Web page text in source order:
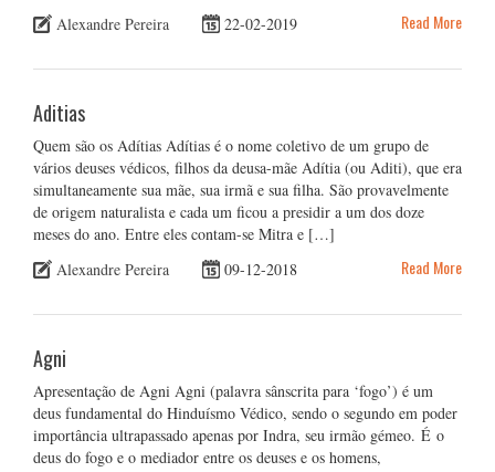
Alexandre Pereira
22-02-2019 Read More
Aditias
Quem são os Adítias Adítias é o nome coletivo de um grupo de
vários deuses védicos, filhos da deusa-mãe Adítia (ou Aditi), que era
simultaneamente sua mãe, sua irmã e sua filha. São provavelmente
de origem naturalista e cada um ficou a presidir a um dos doze
meses do ano. Entre eles contam-se Mitra e […]
Alexandre Pereira
09-12-2018 Read More
Agni
Apresentação de Agni Agni (palavra sânscrita para ‘fogo’) é um
deus fundamental do Hinduísmo Védico, sendo o segundo em poder
importância ultrapassado apenas por Indra, seu irmão gémeo. É o
deus do fogo e o mediador entre os deuses e os homens,